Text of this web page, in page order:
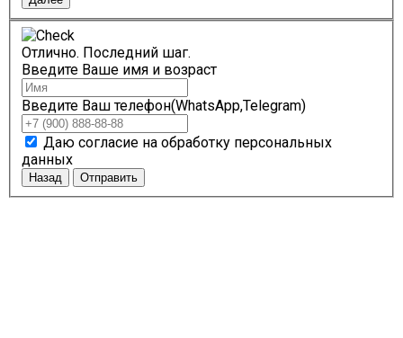
Отлично. Последний шаг.
Введите Ваше имя и возраст
Введите Ваш телефон(WhatsApp,Telegram)
Даю согласие на обработку персональных
данных
Назад Отправить